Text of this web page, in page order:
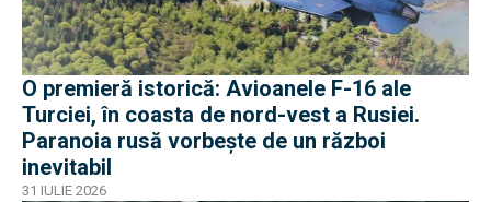
O premieră istorică: Avioanele F-16 ale
Turciei, în coasta de nord-vest a Rusiei.
Paranoia rusă vorbește de un război
inevitabil
31 IULIE 2026